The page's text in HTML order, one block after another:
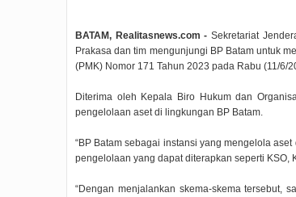
BATAM, Realitasnews.com - Sekretariat
Prakasa dan tim mengunjungi BP Batam untuk
(PMK) Nomor 171 Tahun 2023 pada Rabu (11/6/
Diterima oleh Kepala Biro Hukum dan
pengelolaan aset di lingkungan BP Batam.
“BP Batam sebagai instansi yang mengelola
pengelolaan yang dapat diterapkan seperti KSO,
“Dengan menjalankan skema-skema tersebut,